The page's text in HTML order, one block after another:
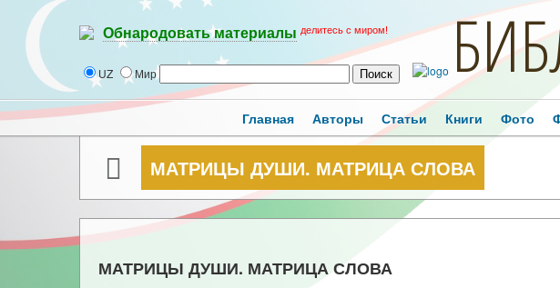
Обнародовать материалы делитесь с миром!
UZ Мир
Главная Авторы Статьи Книги Фото
МАТРИЦЫ ДУШИ. МАТРИЦА СЛОВА
МАТРИЦЫ ДУШИ. МАТРИЦА СЛОВА